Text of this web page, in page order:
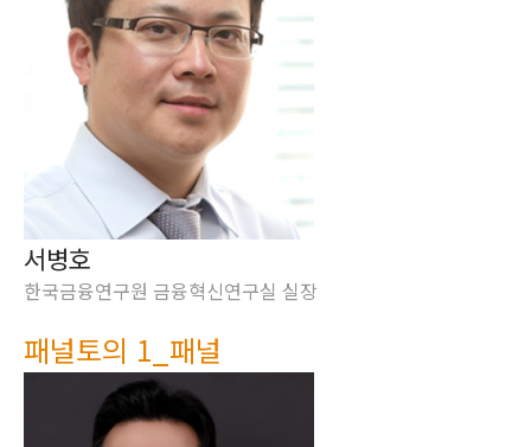
서병호
한국금융연구원 금융혁신연구실 실장
패널토의 1_패널